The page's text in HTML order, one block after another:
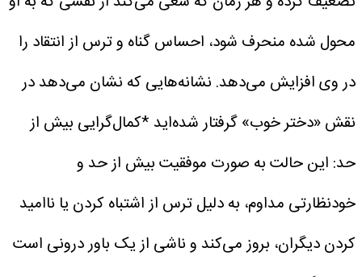
محول شده منحرف شود، احساس گناه و ترس از انتقاد را
در وی افزایش می‌دهد. نشانه‌هایی که نشان می‌دهد در
نقش «دختر خوب» گرفتار شده‌اید*کمال‌گرایی بیش از
حد: این حالت به صورت موفقیت بیش از حد و
خودنظارتی مداوم، به دلیل ترس از اشتباه کردن یا ناامید
کردن دیگران، بروز می‌کند و ناشی از یک باور درونی است